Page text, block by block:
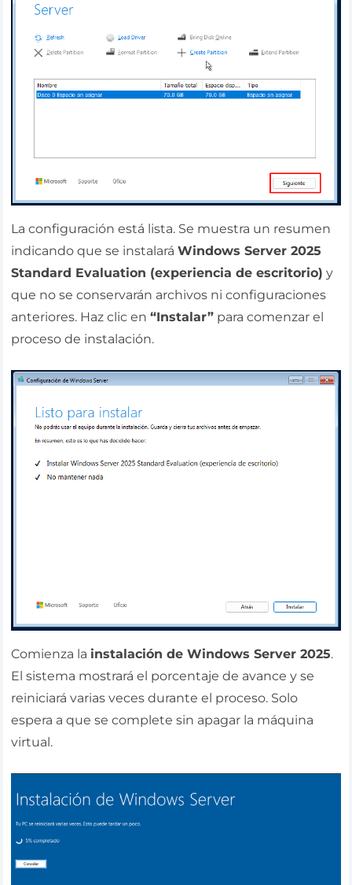
La configuración está lista. Se muestra un resumen
indicando que se instalaráWindows Server 2025
Standard Evaluation (experiencia de escritorio) y
que no se conservarán archivos ni configuraciones
anteriores. Haz clic en“Instalar” para comenzar el
proceso de instalación.
Comienza la instalación de Windows Server 2025.
El sistema mostrará el porcentaje de avance y se
reiniciará varias veces durante el proceso. Solo
espera a que se complete sin apagar la máquina
virtual.